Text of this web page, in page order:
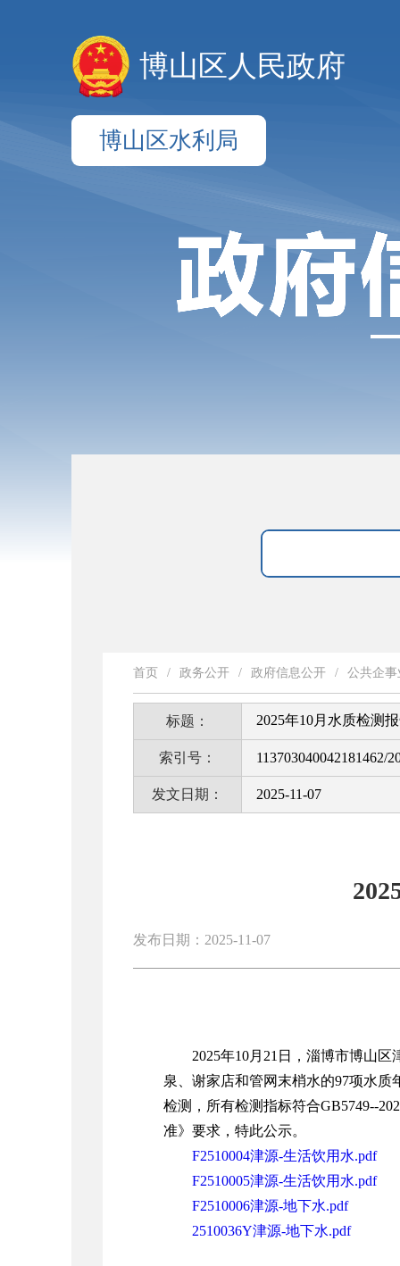
博山区人民政府
博山区水利局
首页 / 政务公开 / 政府信息公开 / 公共企
标题： 2025年10月水质检测
索引号： 113703040042181462/
发文日期： 2025-11-07
发布日期：2025-11-07
2025年10月21日，淄博市博山
泉、谢家店和管网末梢水的97项水
检测，所有检测指标符合GB5749--
准》要求，特此公示。
F2510004津源-生活饮用水.pdf
F2510005津源-生活饮用水.pdf
F2510006津源-地下水.pdf
2510036Y津源-地下水.pdf